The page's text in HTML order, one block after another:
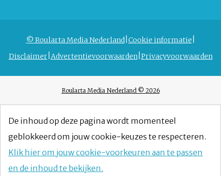
© Roularta Media Nederland Cookie informatie
Disclaimer Advertentievoorwaarden Privacyvoorwaarden
Roularta Media Nederland © 2026
De inhoud op deze pagina wordt momenteel
geblokkeerd om jouw cookie-keuzes te respecteren.
Klik hier om jouw cookie-voorkeuren aan te passen
en de inhoud te bekijken.